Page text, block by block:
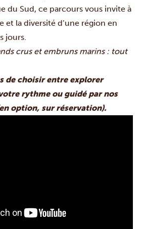
du Sud, ce parcours vous invite à
et la diversité d’une région en
jours.
crus et embruns marins : tout
de choisir entre explorer
rythme ou guidé par nos
option, sur réservation).